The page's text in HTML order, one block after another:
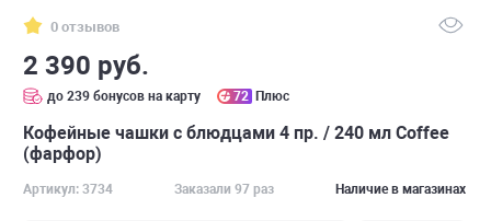
0 отзывов
2 390 руб.
до 239 бонусов на карту 72 Плюс
Кофейные чашки с блюдцами 4 пр. / 240 мл Сoffee
(фарфор)
Артикул: 3734 Заказали 97 раз Наличие в магазинах